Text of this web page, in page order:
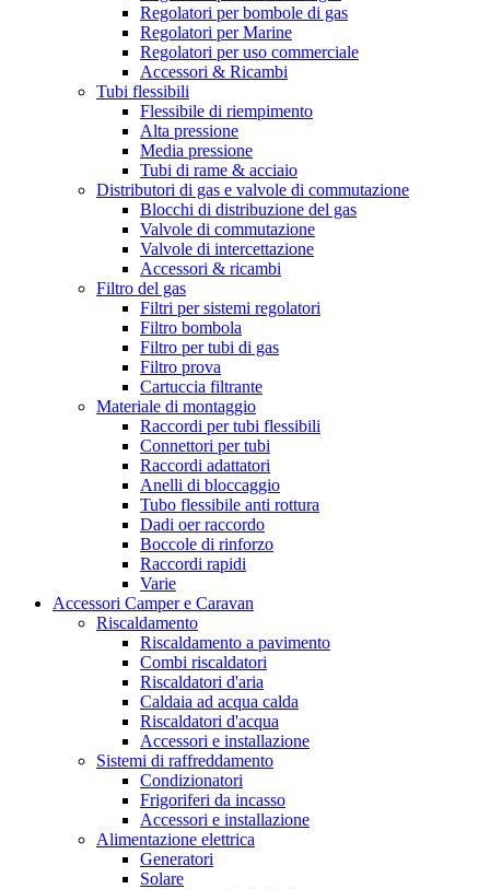
Regolatori per bombole di gas
Regolatori per Marine
Regolatori per uso commerciale
Accessori & Ricambi
Tubi flessibili
Flessibile di riempimento
Alta pressione
Media pressione
Tubi di rame & acciaio
Distributori di gas e valvole di commutazione
Blocchi di distribuzione del gas
Valvole di commutazione
Valvole di intercettazione
Accessori & ricambi
Filtro del gas
Filtri per sistemi regolatori
Filtro bombola
Filtro per tubi di gas
Filtro prova
Cartuccia filtrante
Materiale di montaggio
Raccordi per tubi flessibili
Connettori per tubi
Raccordi adattatori
Anelli di bloccaggio
Tubo flessibile anti rottura
Dadi oer raccordo
Boccole di rinforzo
Raccordi rapidi
Varie
Accessori Camper e Caravan
Riscaldamento
Riscaldamento a pavimento
Combi riscaldatori
Riscaldatori d'aria
Caldaia ad acqua calda
Riscaldatori d'acqua
Accessori e installazione
Sistemi di raffreddamento
Condizionatori
Frigoriferi da incasso
Accessori e installazione
Alimentazione elettrica
Generatori
Solare